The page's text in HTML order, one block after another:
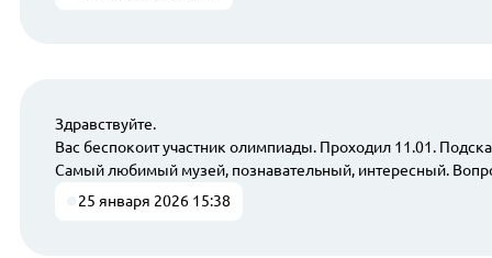
Здравствуйте.
Вас беспокоит участник олимпиады. Проходил 11.01.
Самый любимый музей, познавательный, интересный.
25 января 2026 15:38